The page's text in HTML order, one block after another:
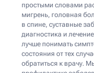
простыми словами
мигрень, головная
в спине, суставные
диагностика и
лучше понимать
состояния от тех
обратиться к врачу.